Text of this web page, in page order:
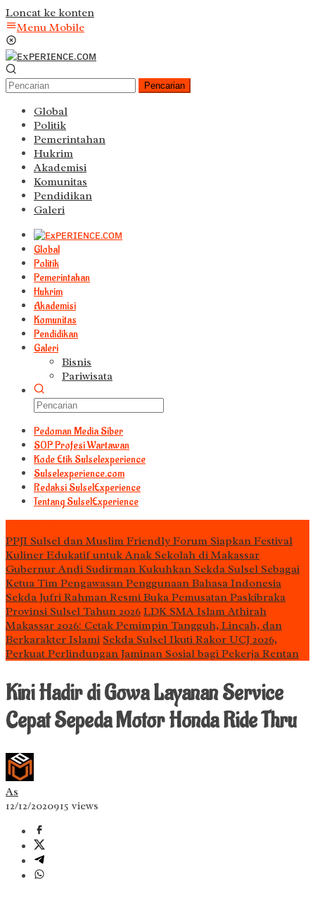
Loncat ke konten
Menu Mobile
Pencarian
Global
Politik
Pemerintahan
Hukrim
Akademisi
Komunitas
Pendidikan
Galeri
Global
Politik
Pemerintahan
Hukrim
Akademisi
Komunitas
Pendidikan
Galeri
Bisnis
Pariwisata
Pedoman Media Siber
S0P Profesi Wartawan
Kode Etik Sulselexperience
Sulselexperience.com
Redaksi SulselExperience
Tentang SulselExperience
PPJI Sulsel dan Muslim Friendly Forum Siapkan Festival
Kuliner Edukatif untuk Anak Sekolah di Makassar
Gubernur Andi Sudirman Kukuhkan Sekda Sulsel Sebagai
Ketua Tim Pengawasan Penggunaan Bahasa Indonesia
Sekda Jufri Rahman Resmi Buka Pemusatan Paskibraka
Provinsi Sulsel Tahun 2026 LDK SMA Islam Athirah
Makassar 2026: Cetak Pemimpin Tangguh, Lincah, dan
Berkarakter Islami Sekda Sulsel Ikuti Rakor UCJ 2026,
Perkuat Perlindungan Jaminan Sosial bagi Pekerja Rentan
Kini Hadir di Gowa Layanan Service
Cepat Sepeda Motor Honda Ride Thru
As
12/12/2020915 views